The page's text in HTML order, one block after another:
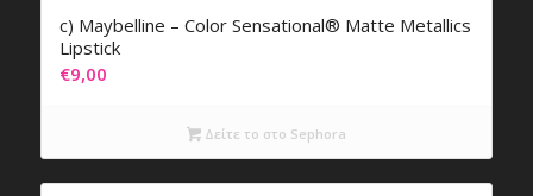
c) Maybelline – Color Sensational® Matte Metallics
Lipstick
€9,00
Δείτε το στο Sephora